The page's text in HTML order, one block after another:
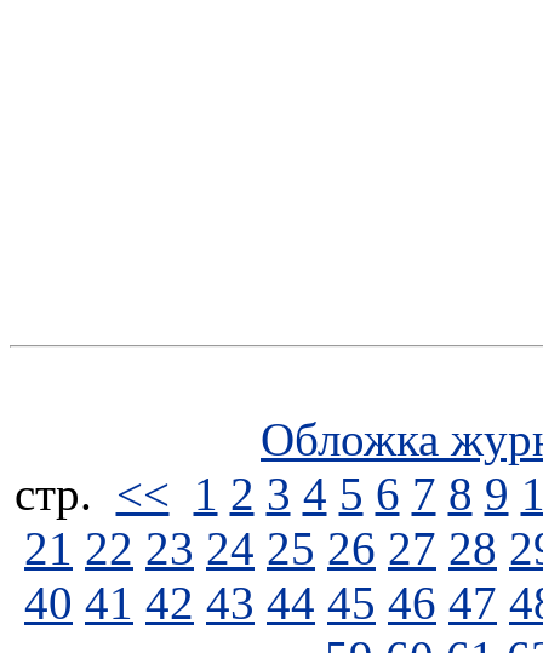
Обложка
стp. << 1 2 3 4 5 6 7 8 9
21 22 23 24 25 26 27 28
40 41 42 43 44 45 46 47